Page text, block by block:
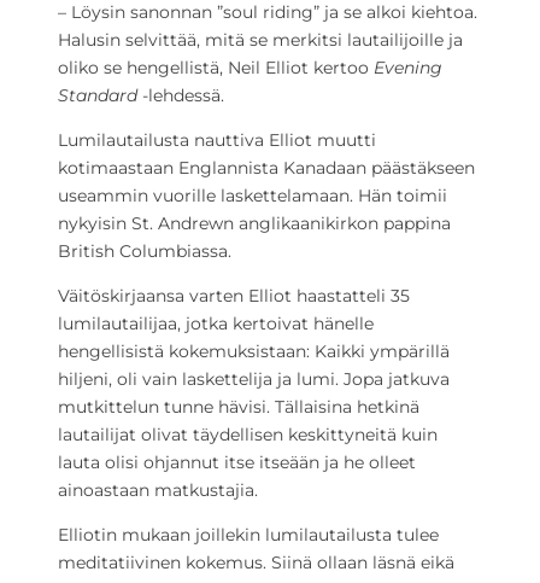
– Löysin sanonnan ”soul riding” ja se alkoi kiehtoa.
Halusin selvittää, mitä se merkitsi lautailijoille ja
oliko se hengellistä, Neil Elliot kertoo Evening
Standard-lehdessä.
Lumilautailusta nauttiva Elliot muutti
kotimaastaan Englannista Kanadaan päästäkseen
useammin vuorille laskettelamaan. Hän toimii
nykyisin St. Andrewn anglikaanikirkon pappina
British Columbiassa.
Väitöskirjaansa varten Elliot haastatteli 35
lumilautailijaa, jotka kertoivat hänelle
hengellisistä kokemuksistaan: Kaikki ympärillä
hiljeni, oli vain laskettelija ja lumi. Jopa jatkuva
mutkittelun tunne hävisi. Tällaisina hetkinä
lautailijat olivat täydellisen keskittyneitä kuin
lauta olisi ohjannut itse itseään ja he olleet
ainoastaan matkustajia.
Elliotin mukaan joillekin lumilautailusta tulee
meditatiivinen kokemus. Siinä ollaan läsnä eikä